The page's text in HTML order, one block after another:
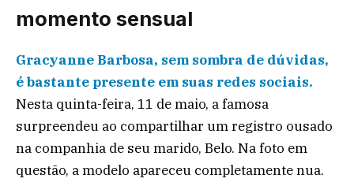
momento sensual
Gracyanne Barbosa, sem sombra de dúvidas,
é bastante presente em suas redes sociais.
Nesta quinta-feira, 11 de maio, a famosa
surpreendeu ao compartilhar um registro ousado
na companhia de seu marido, Belo. Na foto em
questão, a modelo apareceu completamente nua.